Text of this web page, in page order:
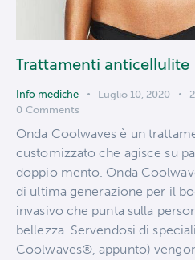
Trattamenti anticellulite
Info mediche Luglio 10, 2020
0 Comments
Onda Coolwaves è un
customizzato che agisce su
doppio mento. Onda
di ultima generazione per il
invasivo che punta sulla
bellezza. Servendosi di
Coolwaves®, appunto)